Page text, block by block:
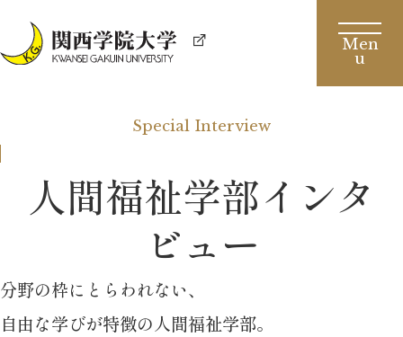
Special Interview
人間福祉学部インタ
ビュー
分野の枠にとらわれない、
自由な学びが特徴の人間福祉学部。